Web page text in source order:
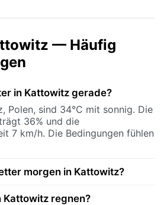
— Häufig
in Kattowitz gerade?
Polen, sind 34°C mit sonnig. Die
36% und die
7 km/h. Die Bedingungen fühlen
morgen in Kattowitz?
Kattowitz regnen?